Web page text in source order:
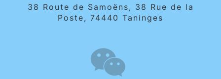
38 Route de Samoëns, 38 Rue de la
Poste, 74440 Taninges